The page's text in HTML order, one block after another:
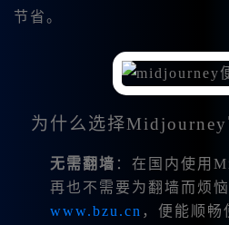
节省。
为什么选择Midjourney
无需翻墙 ：在国内使用
再也不需要为翻墙而烦
www.bzu.cn ，便能顺畅